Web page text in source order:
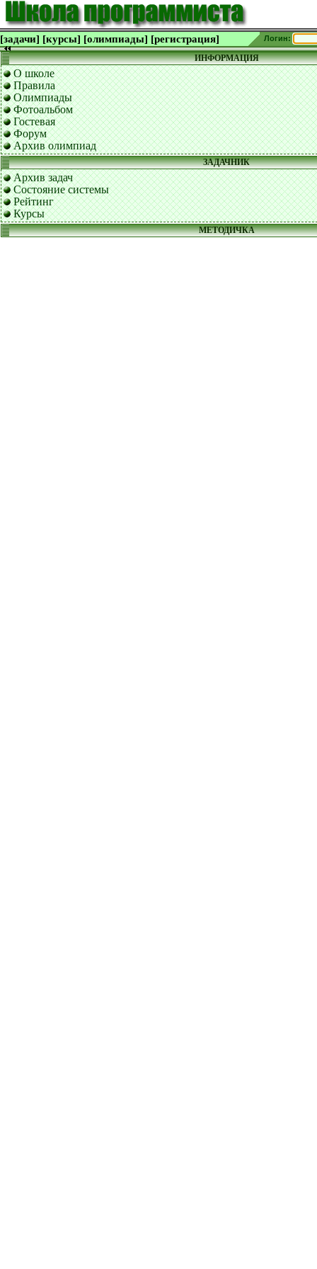
[задачи] [курсы] [олимпиады] [регистрация] Логин:
ИНФОРМАЦИЯ
О школе
Правила
Олимпиады
Фотоальбом
Гостевая
Форум
Архив олимпиад
ЗАДАЧНИК
Архив задач
Состояние системы
Рейтинг
Курсы
МЕТОДИЧКА